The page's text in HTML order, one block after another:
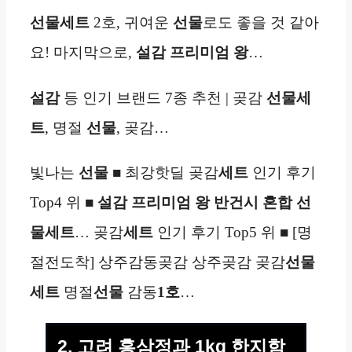
선물세트 2호, 귀여운 선물로도 좋을 것 같아
요! 마지막으로, 설감 프리미엄 왕…
설감등 인기 브랜드 7종 추천 | 곶감 선물세
트, 명절 선물, 곶감…
빛나는 선물 ■ 최강핫딜 곶감세트 인기 후기
Top4 위 ■ 설감 프리미엄 왕 반건시 혼합 선
물세트… 곶감세트 인기 후기 Top5 위 ■ [명
절전도착] 상주감동곶감 상주곶감 곶감선물
세트 명절선물 감동1호…
2. 고려 홍삼정과 1kg 한지함